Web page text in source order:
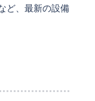
ど、最新の設備